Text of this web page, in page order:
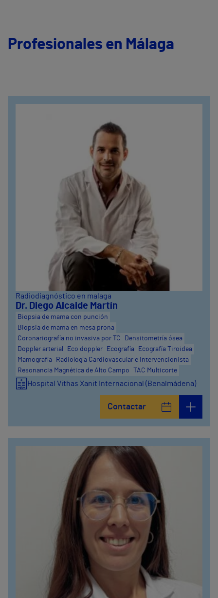
Profesionales en Málaga
Radiodiagnóstico en malaga
Dr. Diego Alcaide Martín
Biopsia de mama con punción
Biopsia de mama en mesa prona
Coronariografía no invasiva por TC
Densitometría ósea
Doppler arterial
Eco doppler Ecografía
Ecografía Tiroidea
Mamografía
Radiología Cardiovascular e Intervencionista
Resonancia Magnética de Alto Campo
TAC Multicorte
Hospital Vithas Xanit Internacional (Benalmádena)
Contactar